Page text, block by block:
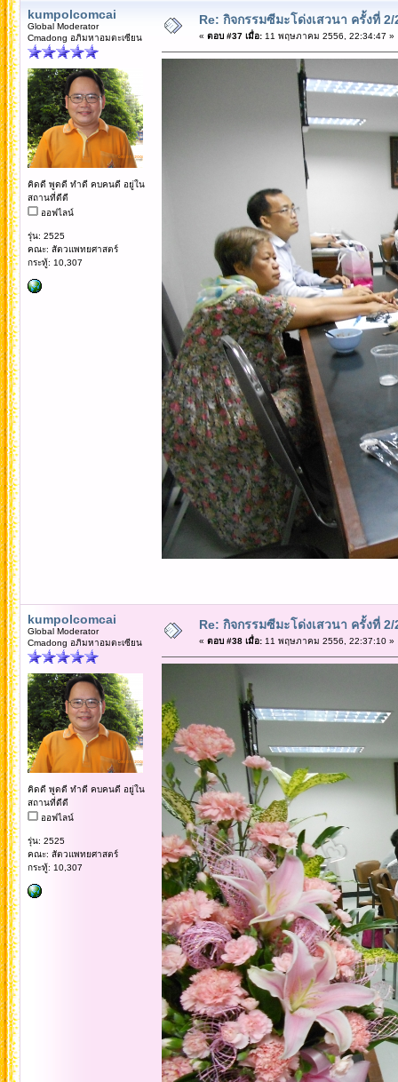
kumpolcomcai
Global Moderator
Cmadong อภิมหาอมตะเซียน
คิดดี พูดดี ทำดี คบคนดี อยู่ใน
สถานที่ดีดี
ออฟไลน์
รุ่น: 2525
คณะ: สัตวแพทยศาสตร์
กระทู้: 10,307
Re: กิจกรรมซีมะโด่งเสวนา ครั้งที่
« ตอบ #37 เมื่อ:11 พฤษภาคม 2556, 22:34:47 »
kumpolcomcai
Global Moderator
Cmadong อภิมหาอมตะเซียน
คิดดี พูดดี ทำดี คบคนดี อยู่ใน
สถานที่ดีดี
ออฟไลน์
รุ่น: 2525
คณะ: สัตวแพทยศาสตร์
กระทู้: 10,307
Re: กิจกรรมซีมะโด่งเสวนา ครั้งที่
« ตอบ #38 เมื่อ:11 พฤษภาคม 2556, 22:37:10 »